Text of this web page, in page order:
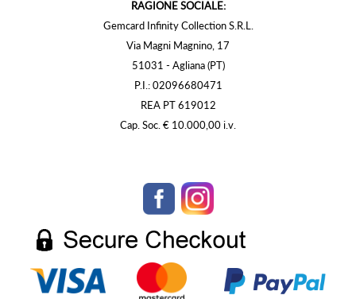
RAGIONE SOCIALE:
Gemcard Infinity Collection S.R.L.
Via Magni Magnino, 17
51031 - Agliana (PT)
P.I.: 02096680471
REA PT 619012
Cap. Soc. € 10.000,00 i.v.